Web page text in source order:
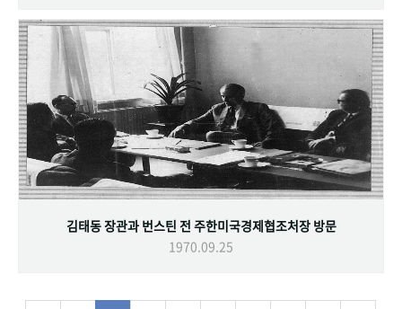
김태동 장관과 번스틴 전 주한미국경제협조처장 방문
1970.09.25